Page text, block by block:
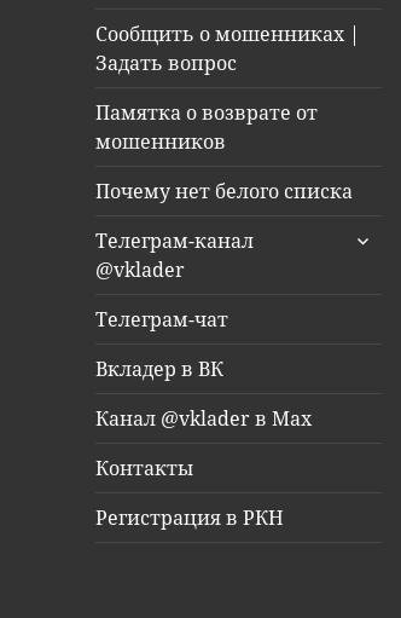
Сообщить о мошенниках |
Задать вопрос
Памятка о возврате от
мошенников
Почему нет белого списка
Телеграм-канал
@vklader
Телеграм-чат
Вкладер в ВК
Канал @vklader в Max
Контакты
Регистрация в РКН